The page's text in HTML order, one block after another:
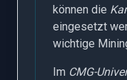
können die
eingesetzt
wichtige
Im CMG-